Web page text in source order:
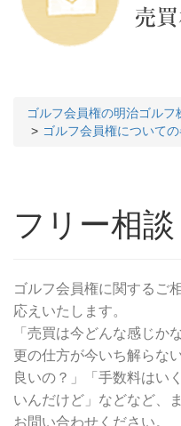
ゴルフ会員権の明治ゴルフ
ゴルフ会員権について
フリー相談
ゴルフ会員権に関するご
応えいたします。
「売買は今どんな感じか
更の仕方が今いち解らな
良いの？」「手数料はい
いんだけど」などなど、
お問い合わせください。